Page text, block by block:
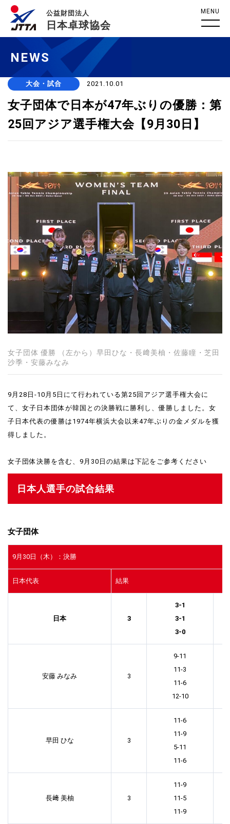
公益財団法人
日本卓球協会
MENU
NEWS
大会・試合 2021.10.01
女子団体で日本が47年ぶりの優勝：第
25回アジア選手権大会【9月30日】
女子団体 優勝 （左から）早田ひな・長﨑美柚・佐藤瞳・芝田
沙季・安藤みなみ
9月28日‐10月5日にて行われている第25回アジア選手権大会に
て、女子日本団体が韓国との決勝戦に勝利し、優勝しました。女
子日本代表の優勝は1974年横浜大会以来47年ぶりの金メダルを獲
得しました。
女子団体決勝を含む、9月30日の結果は下記をご参考ください
日本人選手の試合結果
女子団体
9月30日（木）：決勝
日本代表 結果
日本 3
3-1
3-1
3-0
安藤 みなみ 3
9-11
11-3
11-6
12-10
早田 ひな 3
11-6
11-9
5-11
11-6
長﨑 美柚 3
11-9
11-5
11-9